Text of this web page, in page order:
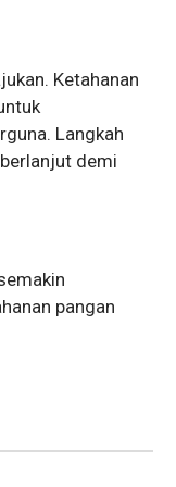
Ketahanan
Langkah
demi
pangan